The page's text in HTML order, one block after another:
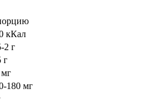
кКал
2 г
г
180 мг